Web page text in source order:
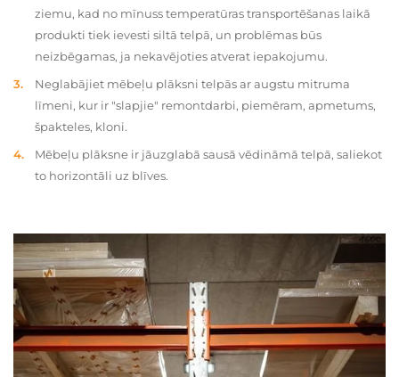
ziemu, kad no mīnuss temperatūras transportēšanas laikā
produkti tiek ievesti siltā telpā, un problēmas būs
neizbēgamas, ja nekavējoties atverat iepakojumu.
Neglabājiet mēbeļu plāksni telpās ar augstu mitruma
līmeni, kur ir "slapjie" remontdarbi, piemēram, apmetums,
špakteles, kloni.
Mēbeļu plāksne ir jāuzglabā sausā vēdināmā telpā, saliekot
to horizontāli uz blīves.